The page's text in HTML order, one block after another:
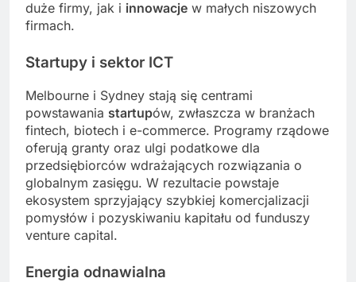
duże firmy, jak i innowacje w małych niszowych
firmach.
Startupy i sektor ICT
Melbourne i Sydney stają się centrami
powstawania startupów, zwłaszcza w branżach
fintech, biotech i e-commerce. Programy rządowe
oferują granty oraz ulgi podatkowe dla
przedsiębiorców wdrażających rozwiązania o
globalnym zasięgu. W rezultacie powstaje
ekosystem sprzyjający szybkiej komercjalizacji
pomysłów i pozyskiwaniu kapitału od funduszy
venture capital.
Energia odnawialna